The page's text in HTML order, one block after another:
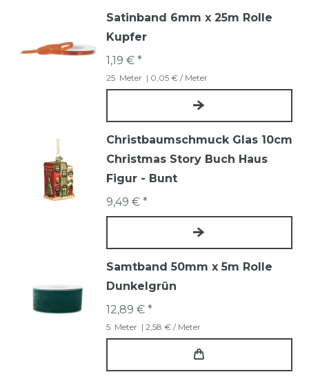
Satinband 6mm x 25m Rolle
Kupfer
1,19 € *
25 Meter | 0,05 € / Meter
Christbaumschmuck Glas 10cm
Christmas Story Buch Haus
Figur - Bunt
9,49 € *
Samtband 50mm x 5m Rolle
Dunkelgrün
12,89 € *
5 Meter | 2,58 € / Meter